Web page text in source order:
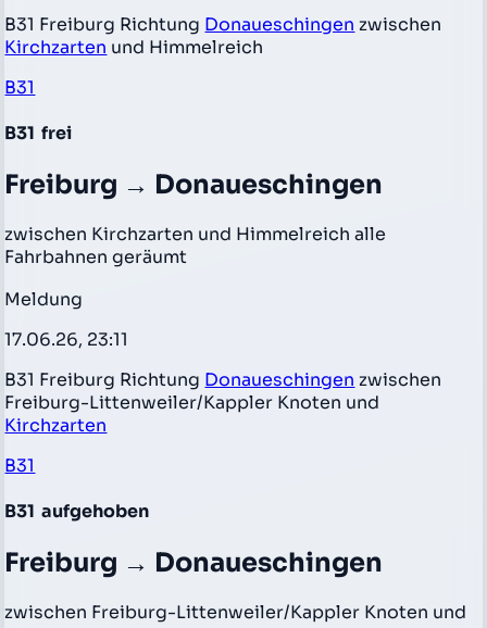
B31 Freiburg Richtung Donaueschingen zwischen
Kirchzarten und Himmelreich
B31
B31 frei
Freiburg → Donaueschingen
zwischen Kirchzarten und Himmelreich alle
Fahrbahnen geräumt
Meldung
17.06.26, 23:11
B31 Freiburg Richtung Donaueschingen zwischen
Freiburg-Littenweiler/Kappler Knoten und
Kirchzarten
B31
B31 aufgehoben
Freiburg → Donaueschingen
zwischen Freiburg-Littenweiler/Kappler Knoten und